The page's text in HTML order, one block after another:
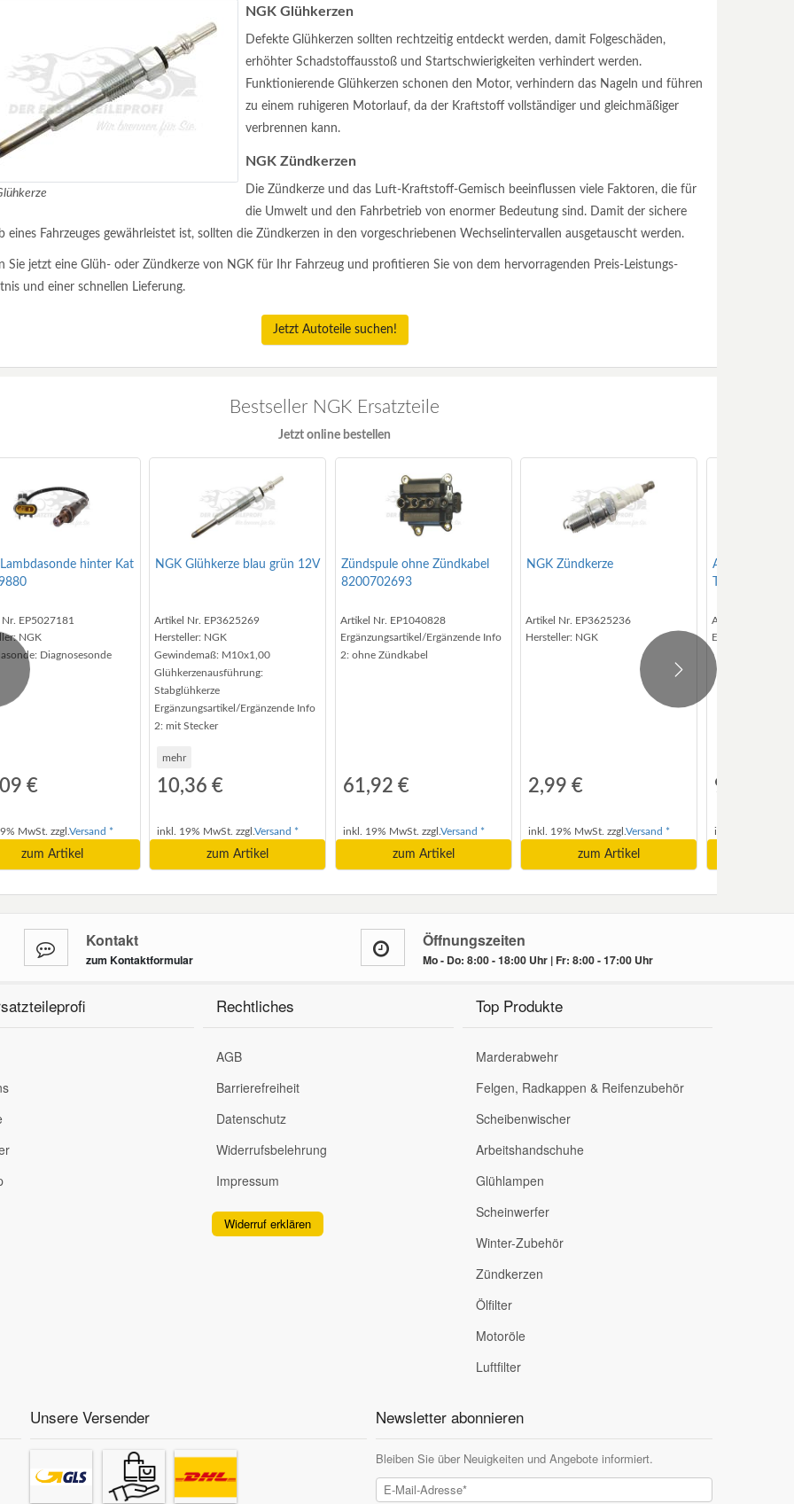
NGK Glühkerzen
Defekte Glühkerzen sollten rechtzeitig entdeckt werden, damit Folgeschäden,
erhöhter Schadstoffausstoß und Startschwierigkeiten verhindert werden.
Funktionierende Glühkerzen schonen den Motor, verhindern das Nageln und führen
zu einem ruhigeren Motorlauf, da der Kraftstoff vollständiger und gleichmäßiger
verbrennen kann.
NGK Zündkerzen
Die Zündkerze und das Luft-Kraftstoff-Gemisch beeinflussen viele Faktoren, die für
die Umwelt und den Fahrbetrieb von enormer Bedeutung sind. Damit der sichere
eines Fahrzeuges gewährleistet ist, sollten die Zündkerzen in den vorgeschriebenen Wechselintervallen ausgetauscht werden.
Sie jetzt eine Glüh- oder Zündkerze von NGK für Ihr Fahrzeug und profitieren Sie von dem hervorragenden Preis-Leistungs-
und einer schnellen Lieferung.
Jetzt Autoteile suchen!
Bestseller NGK Ersatzteile
Jetzt online bestellen
hinter Kat
EP5027181
: NGK
Diagnosesonde
€
MwSt. zzgl. Versand *
zum Artikel
NGK Glühkerze blau grün 12V
Artikel Nr. EP3625269
Hersteller: NGK
Gewindemaß: M10x1,00
Glühkerzenausführung:
Stabglühkerze
Ergänzungsartikel/Ergänzende Info
2: mit Stecker
mehr
10,36 €
inkl. 19% MwSt. zzgl.Versand *
zum Artikel
Zündspule ohne Zündkabel
8200702693
Artikel Nr. EP1040828
Ergänzungsartikel/Ergänzende Info
2: ohne Zündkabel
61,92 €
inkl. 19% MwSt. zzgl. Versand *
zum Artikel
NGK Zündkerze
Artikel Nr. EP3625236
Hersteller: NGK
2,99 €
inkl. 19% MwSt. zzgl.Versand *
zum Artikel
Artikel Nr.
Einbauort:
97,69 €
inkl. 19% MwSt.
Next
Kontakt
zum Kontaktformular
Öffnungszeiten
Mo - Do: 8:00 - 18:00 Uhr | Fr: 8:00 - 17:00 Uhr
Rechtliches
AGB
Barrierefreiheit
Datenschutz
Widerrufsbelehrung
Impressum
Widerruf erklären
Top Produkte
Marderabwehr
Felgen, Radkappen & Reifenzubehör
Scheibenwischer
Arbeitshandschuhe
Glühlampen
Scheinwerfer
Winter-Zubehör
Zündkerzen
Ölfilter
Motoröle
Luftfilter
Unsere Versender Newsletter abonnieren
Bleiben Sie über Neuigkeiten und Angebote informiert.